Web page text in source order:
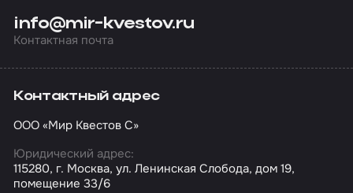
info@mir-kvestov.ru
Контактная почта
Контактный адрес
ООО «Мир Квестов С»
Юридический адрес:
115280, г. Москва, ул. Ленинская Слобода, дом 19,
помещение 33/6